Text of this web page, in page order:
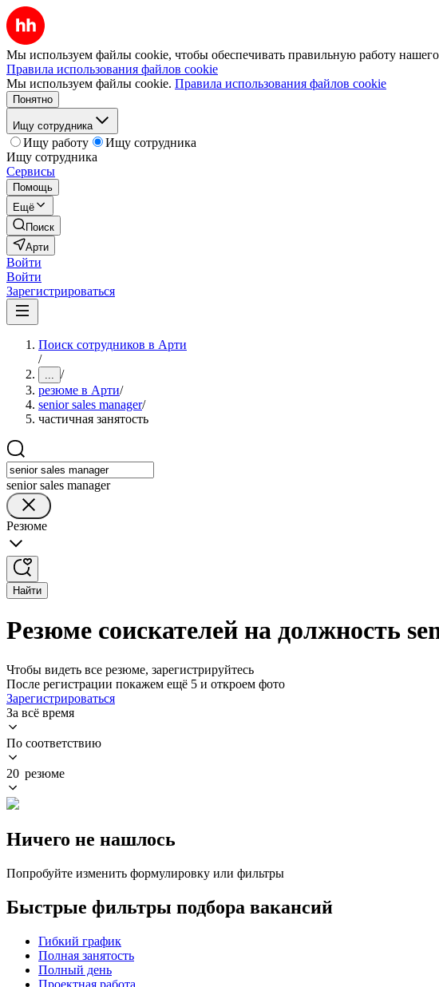
Мы используем файлы cookie, чтобы обеспечивать правильную работу нашего
Правила использования файлов cookie
Мы используем файлы cookie. Правила использования файлов cookie
Понятно
Ищу сотрудника
Ищу работу
Ищу сотрудника
Ищу сотрудника
Сервисы
Помощь
Ещё
Поиск
Арти
Войти
Войти
Зарегистрироваться
Поиск сотрудников в Арти
/
... /
резюме в Арти/
senior sales manager/
частичная занятость
senior sales manager
Резюме
Найти
Резюме соискателей на должность
Чтобы видеть все резюме, зарегистрируйтесь
После регистрации покажем ещё 5 и откроем фото
Зарегистрироваться
За всё время
По соответствию
20 резюме
Ничего не нашлось
Попробуйте изменить формулировку или фильтры
Быстрые фильтры подбора вакансий
Гибкий график
Полная занятость
Полный день
Проектная работа